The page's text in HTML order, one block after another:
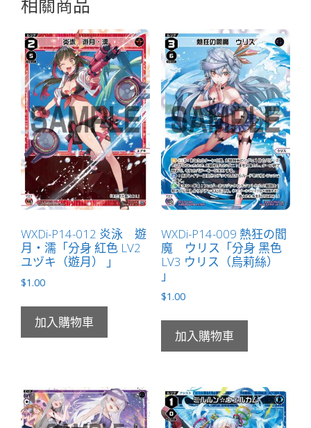
LV2
械：
電
音
部
無
LB」
數
量
WXDi-P14-012 炎泳 遊
月・濡「分身 紅色 LV2
ユヅキ（遊月） 」
$1.00
加入購物車
WXDi-P14-009 熱狂の閻
魔 ウリス「分身 黑色
LV3 ウリス（烏莉絲）
」
$1.00
加入購物車